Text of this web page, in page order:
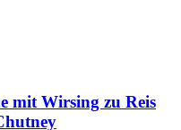
mit Wirsing zu Reis